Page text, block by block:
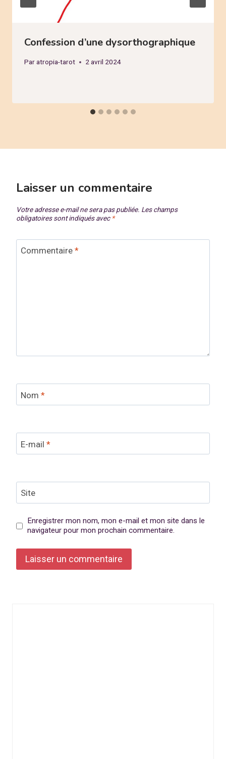
Confession d’une dysorthographique
Paratropia-tarot 2 avril 2024
Laisser un commentaire
Votre adresse e-mail ne sera pas publiée. Les champs
obligatoires sont indiqués avec *
Commentaire *
Nom *
E-mail *
Site
Enregistrer mon nom, mon e-mail et mon site dans le
navigateur pour mon prochain commentaire.